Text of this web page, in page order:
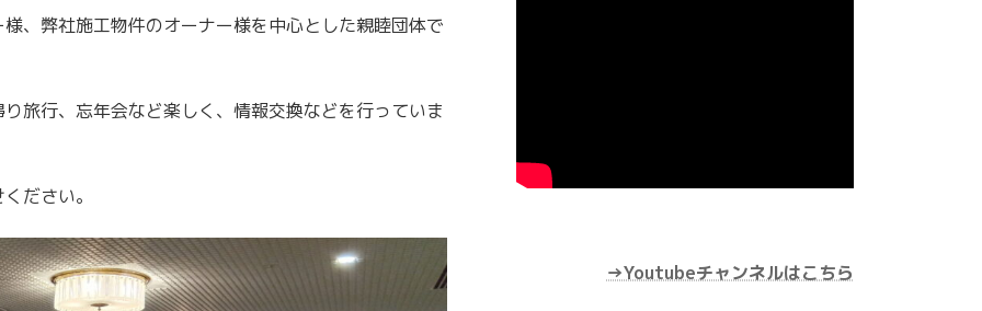
、弊社施工物件のオーナー様を中心とした親睦団体で
旅行、忘年会など楽しく、情報交換などを行っていま
ださい。
→Youtubeチャンネルはこちら